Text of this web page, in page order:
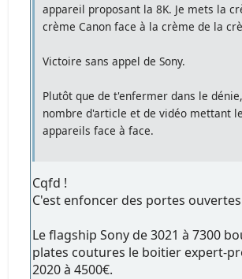
appareil proposant la 8K. Je mets la
crème Canon face à la crème de la
Victoire sans appel de Sony.
Plutôt que de t'enfermer dans le
nombre d'article et de vidéo mettant
appareils face à face.
Cqfd !
C'est enfoncer des portes
Le flagship Sony de 3021 à 7300
plates coutures le boitier expert-
2020 à 4500€.